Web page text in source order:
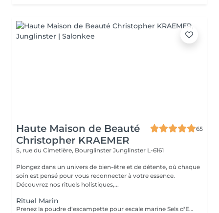
Haute Maison de Beauté
Christopher KRAEMER
65
5, rue du Cimetière, Bourglinster Junglinster L-6161
Plongez dans un univers de bien-être et de détente, où chaque
soin est pensé pour vous reconnecter à votre essence.
Découvrez nos rituels holistiques,...
Rituel Marin
Prenez la poudre d'escampette pour escale marine Sels d'Epsom, algues, poudre de pierres précieuses, huiles essentielles de Lédon De Groenland, c'est tout un programme qui vous attend afin de vous reminéraliser, vous purifier mais aussi vous détendre et à la fois vous énergiser Véritable moment de relaxation complète. Sauna infrarouge, Massage shiatsu, bol d'air jacquier, douche. Onction du huiles précieuses, hammam crânien, facial et respiratoire, bains rythmés avec méditation guidée, exercices de sophrologie, shampooing, pose de masque et massage crânien, rituel de la cascade, rinçage à l'infusion de plantes qui clôture le soin. Le soin ne comprend pas le brushing